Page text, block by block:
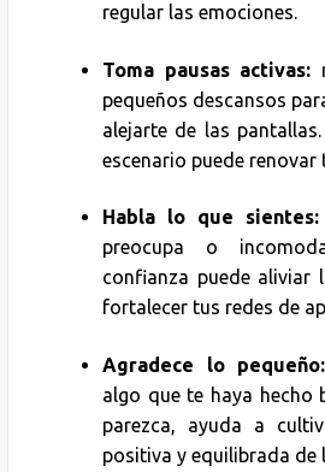
regular las emociones.
Toma pausas activas:
pequeños descansos
alejarte de las
escenario puede renovar
Habla lo que sientes:
preocupa o
confianza puede aliviar
fortalecer tus redes de
Agradece lo pequeño:
algo que te haya hecho
parezca, ayuda a
positiva y equilibrada de